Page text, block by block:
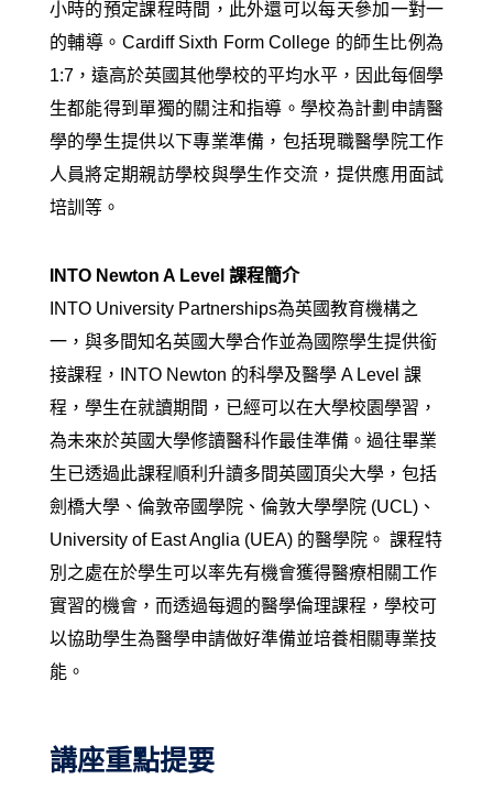
小時的預定課程時間，此外還可以每天參加一對一
的輔導。 Cardiff Sixth Form College 的師生比例為
1:7，遠高於英國其他學校的平均水平，因此每個學
生都能得到單獨的關注和指導。學校為計劃申請醫
學的學生提供以下專業準備，包括現職醫學院工作
人員將定期親訪學校與學生作交流， 提供應用面試
培訓等。
INTO Newton A Level 課程簡介
INTO University Partnerships為英國教育機構之
一，與多間知名英國大學合作並為國際學生提供銜
接課程，INTO Newton 的科學及醫學 A Level 課
程，學生在就讀期間，已經可以在大學校園學習，
為未來於英國大學修讀醫科作最佳準備。過往畢業
生已透過此課程順利升讀多間英國頂尖大學，包括
劍橋大學、倫敦帝國學院、倫敦大學學院 (UCL)、
University of East Anglia (UEA) 的醫學院。 課程特
別之處在於學生可以率先有機會獲得醫療相關工作
實習的機會，而透過每週的醫學倫理課程，學校可
以協助學生為醫學申請做好準備並培養相關專業技
能。
講座重點提要